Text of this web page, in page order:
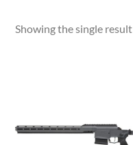
Showing the single result